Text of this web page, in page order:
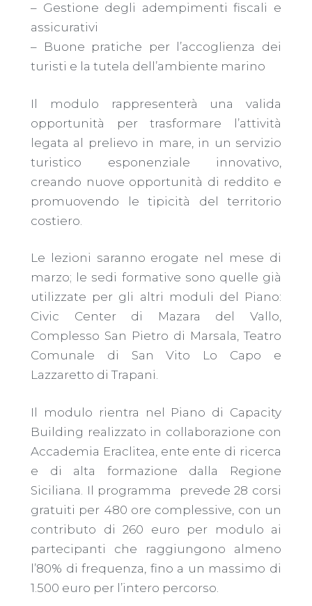
– Gestione degli adempimenti fiscali e
assicurativi
– Buone pratiche per l’accoglienza dei
turisti e la tutela dell’ambiente marino
Il modulo rappresenterà una valida
opportunità per trasformare l’attività
legata al prelievo in mare, in un servizio
turistico esponenziale innovativo,
creando nuove opportunità di reddito e
promuovendo le tipicità del territorio
costiero.
Le lezioni saranno erogate nel mese di
marzo; le sedi formative sono quelle già
utilizzate per gli altri moduli del Piano:
Civic Center di Mazara del Vallo,
Complesso San Pietro di Marsala, Teatro
Comunale di San Vito Lo Capo e
Lazzaretto di Trapani.
Il modulo rientra nel Piano di Capacity
Building realizzato in collaborazione con
Accademia Eraclitea, ente ente di ricerca
e di alta formazione dalla Regione
Siciliana. Il programma
prevede 28 corsi
gratuiti per 480 ore complessive, con un
contributo di 260 euro per modulo ai
partecipanti che raggiungono almeno
l’80% di frequenza, fino a un massimo di
1.500 euro per l’intero percorso.